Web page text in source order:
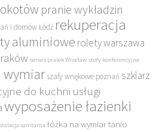
pranie wykładzin
i domów Łódź rekuperacja
aluminiowe rolety warszawa
serwis pralek Wrocław stoły konferencyjne
wymiar szafy wnękowe poznań szklarz
do kuchni usługi
wyposażenie łazienki
sanitarna łóżka na wymiar tanio